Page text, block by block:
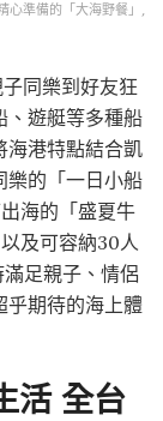
心準備的「大海野餐」,
同樂到好友狂
、遊艇等多種船
海港特點結合凱
樂的「一日小船
海的「盛夏牛
及可容納30人
足親子、情侶
乎期待的海上體
活 全台